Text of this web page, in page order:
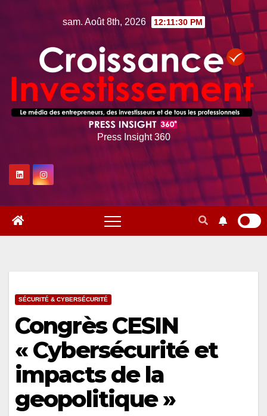
sam. Août 8th, 2026 12:11:31 PM
Press Insight 360
SÉCURITÉ & CYBERSÉCURITÉ
Congrès CESIN
« Cybersécurité et
impacts de la
geopolitique »